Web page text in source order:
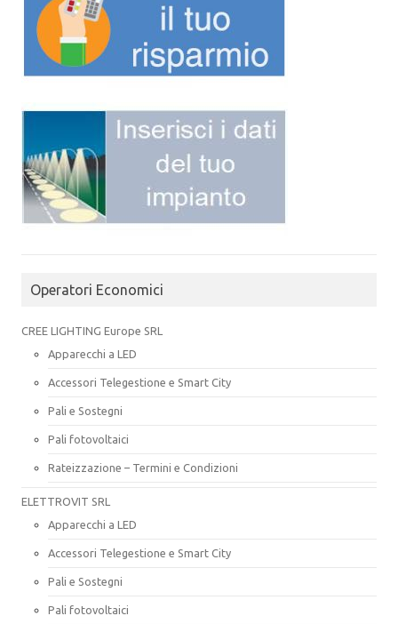
Operatori Economici
CREE LIGHTING Europe SRL
Apparecchi a LED
Accessori Telegestione e Smart City
Pali e Sostegni
Pali fotovoltaici
Rateizzazione – Termini e Condizioni
ELETTROVIT SRL
Apparecchi a LED
Accessori Telegestione e Smart City
Pali e Sostegni
Pali fotovoltaici